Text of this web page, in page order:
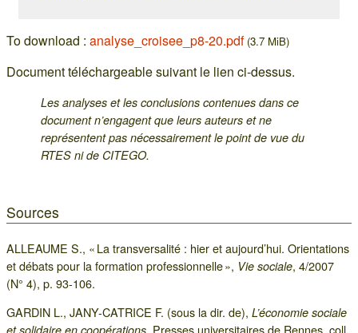
To download : analyse_croisee_p8-20.pdf (3.7 MiB)
Document téléchargeable suivant le lien ci-dessus.
Les analyses et les conclusions contenues dans ce
document n’engagent que leurs auteurs et ne
représentent pas nécessairement le point de vue du
RTES ni de CITEGO.
Sources
ALLEAUME S., « La transversalité : hier et aujourd’hui. Orientations
et débats pour la formation professionnelle », Vie sociale, 4/2007
(N° 4), p. 93-106.
GARDIN L., JANY-CATRICE F. (sous la dir. de), L’économie sociale